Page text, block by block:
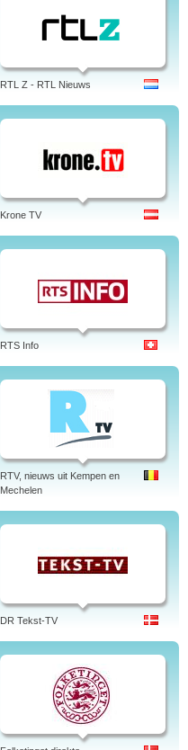
RTL Z - RTL Nieuws
Krone TV
RTS Info
RTV, nieuws uit Kempen en
Mechelen
DR Tekst-TV